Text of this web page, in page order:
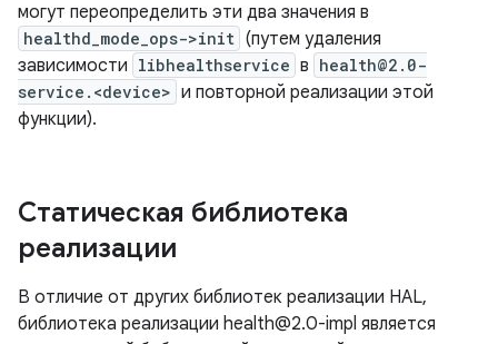
могут переопределить эти два значения в
healthd_mode_ops->init (путем удаления
зависимости libhealthservice в health@2.0-
service.<device> и повторной реализации этой
функции).
Статическая библиотека
реализации
В отличие от других библиотек реализации HAL,
библиотека реализации health@2.0-impl является